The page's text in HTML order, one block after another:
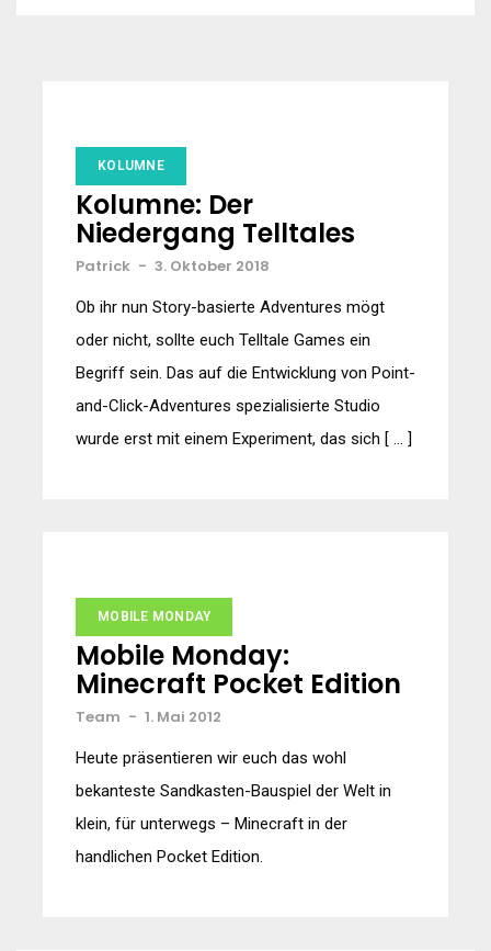
KOLUMNE
Kolumne: Der
Niedergang Telltales
Patrick - 3. Oktober 2018
Ob ihr nun Story-basierte Adventures mögt
oder nicht, sollte euch Telltale Games ein
Begriff sein. Das auf die Entwicklung von Point-
and-Click-Adventures spezialisierte Studio
wurde erst mit einem Experiment, das sich [ … ]
MOBILE MONDAY
Mobile Monday:
Minecraft Pocket Edition
Team - 1. Mai 2012
Heute präsentieren wir euch das wohl
bekanteste Sandkasten-Bauspiel der Welt in
klein, für unterwegs – Minecraft in der
handlichen Pocket Edition.